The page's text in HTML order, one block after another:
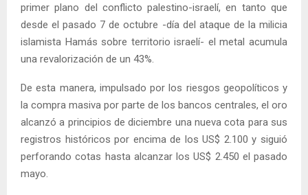
primer plano del conflicto palestino-israelí, en tanto que
desde el pasado 7 de octubre -día del ataque de la milicia
islamista Hamás sobre territorio israelí- el metal acumula
una revalorización de un 43%.
De esta manera, impulsado por los riesgos geopolíticos y
la compra masiva por parte de los bancos centrales, el oro
alcanzó a principios de diciembre una nueva cota para sus
registros históricos por encima de los US$ 2.100 y siguió
perforando cotas hasta alcanzar los US$ 2.450 el pasado
mayo.